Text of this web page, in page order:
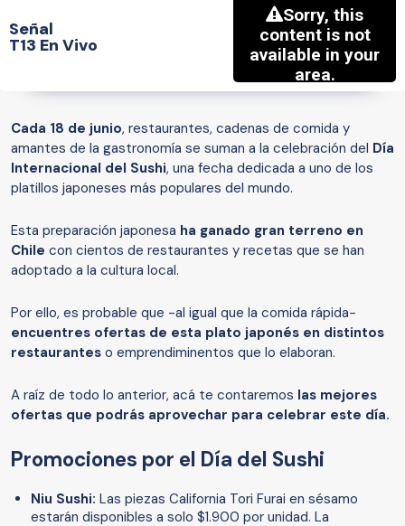
Señal
T13 En Vivo
Cada 18 de junio, restaurantes, cadenas de comida y
amantes de la gastronomía se suman a la celebración del Día
Internacional del Sushi, una fecha dedicada a uno de los
platillos japoneses más populares del mundo.
Esta preparación japonesa ha ganado gran terreno en
Chile con cientos de restaurantes y recetas que se han
adoptado a la cultura local.
Por ello, es probable que -al igual que la comida rápida-
encuentres ofertas de esta plato japonés en distintos
restaurantes o emprendiminentos que lo elaboran.
A raíz de todo lo anterior, acá te contaremos las mejores
ofertas que podrás aprovechar para celebrar este día.
Promociones por el Día del Sushi
Niu Sushi: Las piezas California Tori Furai en sésamo
estarán disponibles a solo $1.900 por unidad. La